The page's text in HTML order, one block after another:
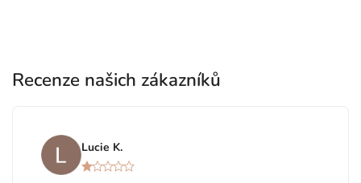
Recenze našich zákazníků
Lucie K.